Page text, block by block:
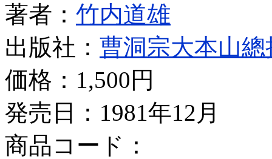
著者： 竹内道雄
出版社： 曹洞宗大本山總
価格： 1,500円
発売日：1981年12月
商品コード：